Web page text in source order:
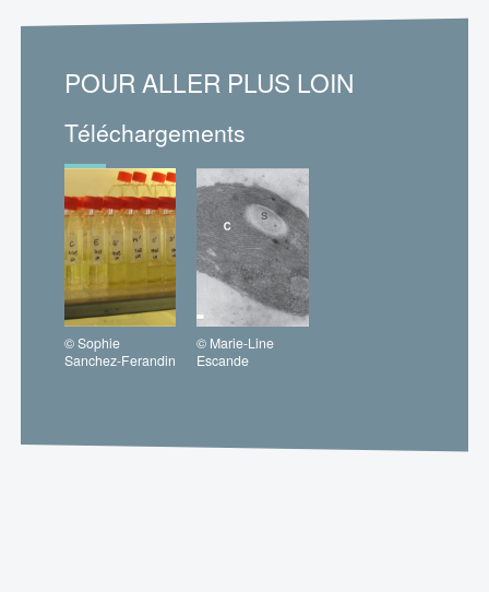
POUR ALLER PLUS LOIN
Téléchargements
© Sophie
Sanchez-Ferandin
© Marie-Line
Escande